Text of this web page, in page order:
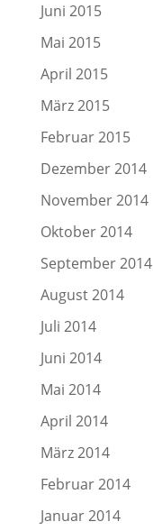
Juni 2015
Mai 2015
April 2015
März 2015
Februar 2015
Dezember 2014
November 2014
Oktober 2014
September 2014
August 2014
Juli 2014
Juni 2014
Mai 2014
April 2014
März 2014
Februar 2014
Januar 2014